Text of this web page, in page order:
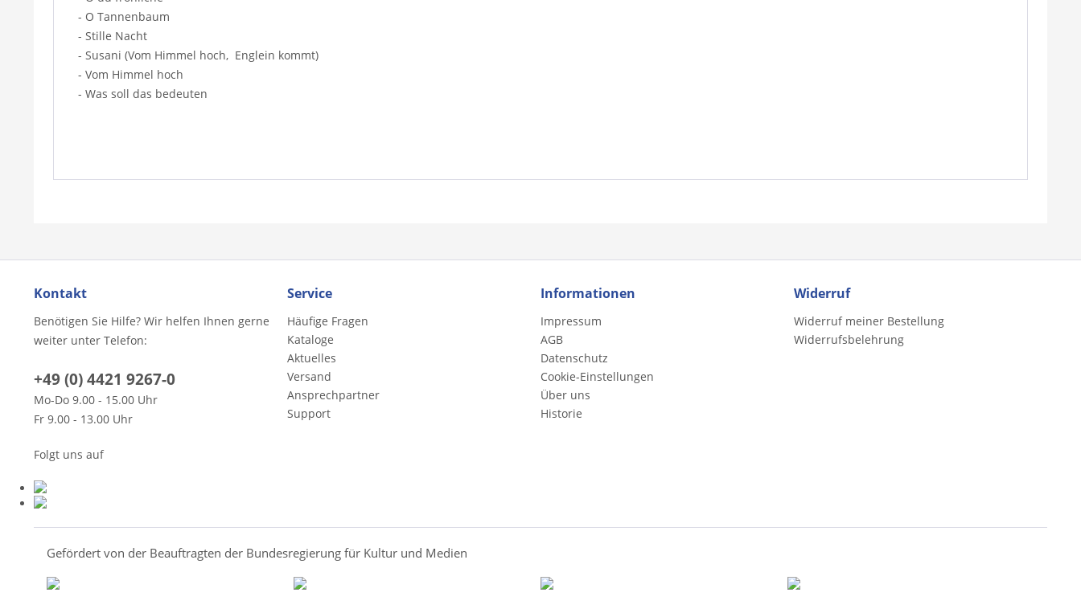
- O Tannenbaum
- Stille Nacht
- Susani (Vom Himmel hoch, Englein kommt)
- Vom Himmel hoch
- Was soll das bedeuten
Kontakt
Benötigen Sie Hilfe? Wir helfen Ihnen gerne
weiter unter Telefon:
+49 (0) 4421 9267-0
Mo-Do 9.00 - 15.00 Uhr
Fr 9.00 - 13.00 Uhr
Folgt uns auf
Service
Häufige Fragen
Kataloge
Aktuelles
Versand
Ansprechpartner
Support
Informationen
Impressum
AGB
Datenschutz
Cookie-Einstellungen
Über uns
Historie
Widerruf
Widerruf meiner Bestellung
Widerrufsbelehrung
Gefördert von der Beauftragten der Bundesregierung für Kultur und Medien